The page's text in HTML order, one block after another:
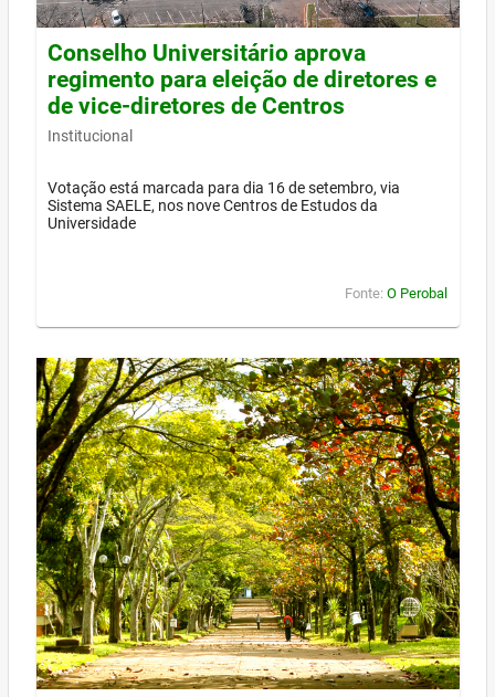
Conselho Universitário aprova
regimento para eleição de diretores e
de vice-diretores de Centros
Institucional
Votação está marcada para dia 16 de setembro, via
Sistema SAELE, nos nove Centros de Estudos da
Universidade
Fonte: O Perobal